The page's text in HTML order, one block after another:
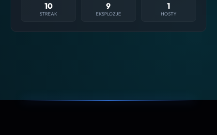
10
STREAK
9
EKSPLOZJE
1
HOSTY